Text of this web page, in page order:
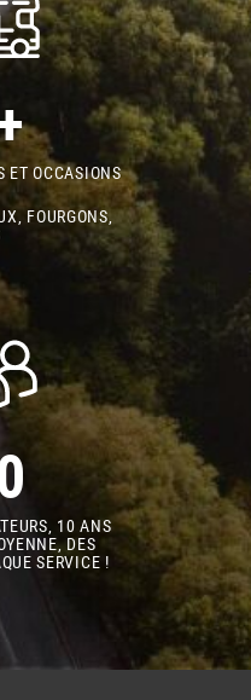
ET OCCASIONS
FOURGONS,
10 ANS
DES
SERVICE !